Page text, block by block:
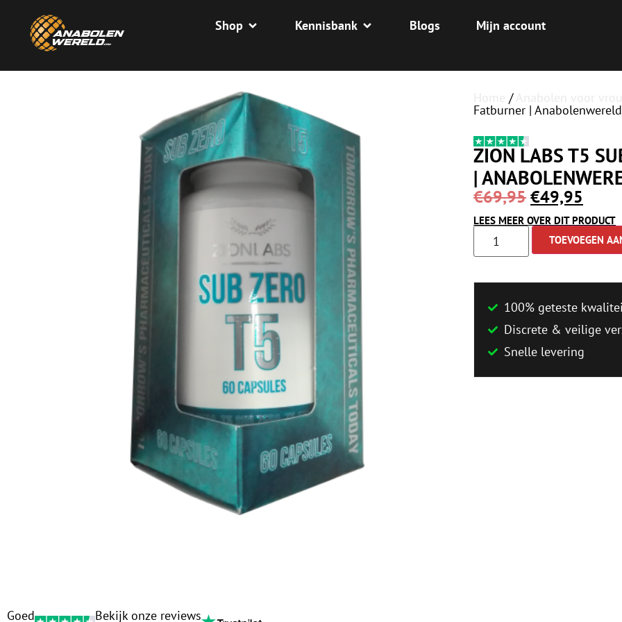
Shop Kennisbank Blogs Mijn account
/
Fatburner | Anabolenwereld
ZION LABS T5
|
€69,95€49,95
LEES MEER OVER DIT PRODUCT
TOEVOEGEN
100% geteste
Discrete & veilige
Snelle levering
Goed Bekijk onze reviews